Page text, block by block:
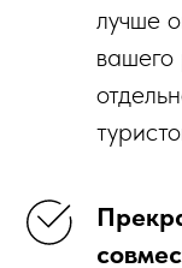
лучше